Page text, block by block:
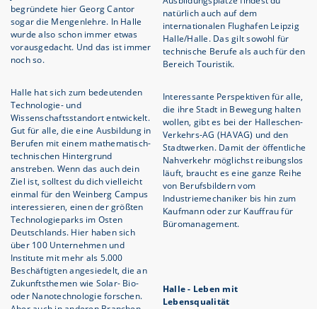
begründete hier Georg Cantor
sogar die Mengenlehre. In Halle
wurde also schon immer etwas
vorausgedacht. Und das ist immer
noch so.
Halle hat sich zum bedeutenden
Technologie- und
Wissenschaftsstandort entwickelt.
Gut für alle, die eine Ausbildung in
Berufen mit einem mathematisch-
technischen Hintergrund
anstreben. Wenn das auch dein
Ziel ist, solltest du dich vielleicht
einmal für den Weinberg Campus
interessieren, einen der größten
Technologieparks im Osten
Deutschlands. Hier haben sich
über 100 Unternehmen und
Institute mit mehr als 5.000
Beschäftigten angesiedelt, die an
Zukunftsthemen wie Solar- Bio-
oder Nanotechnologie forschen.
natürlich auch auf dem
internationalen Flughafen Leipzig
Halle/Halle. Das gilt sowohl für
technische Berufe als auch für den
Bereich Touristik.
Interessante Perspektiven für alle,
die ihre Stadt in Bewegung halten
wollen, gibt es bei der Halleschen-
Verkehrs-AG (HAVAG) und den
Stadtwerken. Damit der öffentliche
Nahverkehr möglichst reibungslos
läuft, braucht es eine ganze Reihe
von Berufsbildern vom
Industriemechaniker bis hin zum
Kaufmann oder zur Kauffrau für
Büromanagement.
Halle - Leben mit
Lebensqualität